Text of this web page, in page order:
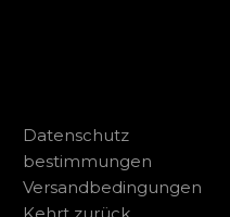
Datenschutz
bestimmungen
Versandbedingungen